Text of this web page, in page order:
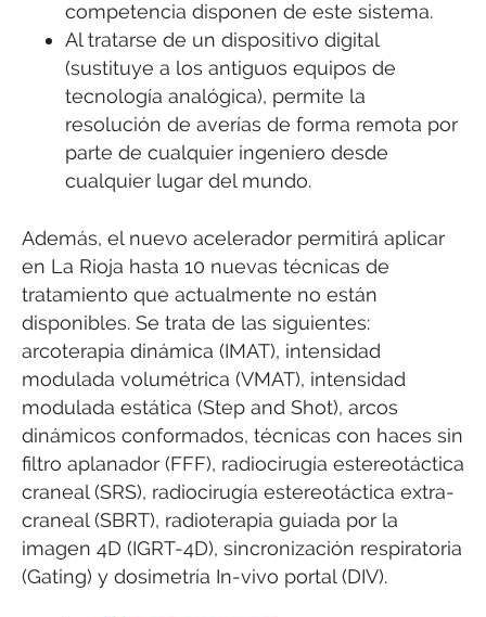
competencia disponen de este sistema.
Al tratarse de un dispositivo digital
(sustituye a los antiguos equipos de
tecnología analógica), permite la
resolución de averías de forma remota por
parte de cualquier ingeniero desde
cualquier lugar del mundo.
Además, el nuevo acelerador permitirá aplicar
en La Rioja hasta 10 nuevas técnicas de
tratamiento que actualmente no están
disponibles. Se trata de las siguientes:
arcoterapia dinámica (IMAT), intensidad
modulada volumétrica (VMAT), intensidad
modulada estática (Step and Shot), arcos
dinámicos conformados, técnicas con haces sin
filtro aplanador (FFF), radiocirugía estereotáctica
craneal (SRS), radiocirugía estereotáctica extra-
craneal (SBRT), radioterapia guiada por la
imagen 4D (IGRT-4D), sincronización respiratoria
(Gating) y dosimetría In-vivo portal (DIV).